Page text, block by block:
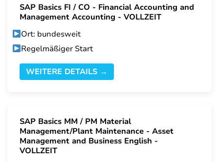
SAP Basics FI / CO - Financial Accounting and
Management Accounting - VOLLZEIT
Ort: bundesweit
Regelmäßiger Start
WEITERE DETAILS →
SAP Basics MM / PM Material
Management/Plant Maintenance - Asset
Management and Business English -
VOLLZEIT